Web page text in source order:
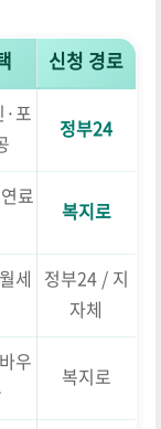
신청 경로
·포
정부24
료
복지로
세 정부24 / 지
자체
우
복지로